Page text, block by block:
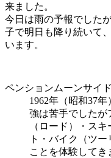
来ました。
今日は雨の予報でした
子で明日も降り続いて
います。
ペンションムーンサイ
1962年（昭和37
強は苦手でしたが
（ロード）・ス
ト・バイク（ツ
ことを体験して